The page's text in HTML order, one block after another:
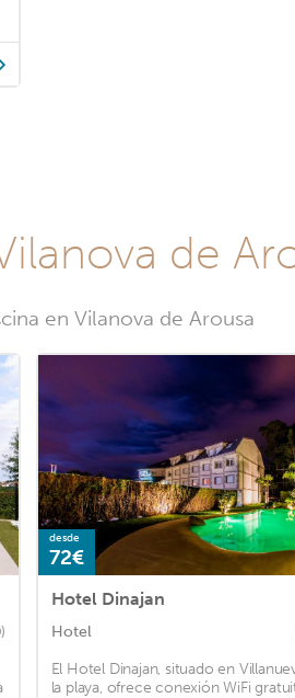
de
en Vilanova de Arousa
desde
72€
Hotel Dinajan
Hotel
El Hotel Dinajan, situado en
la playa, ofrece conexión WiFi